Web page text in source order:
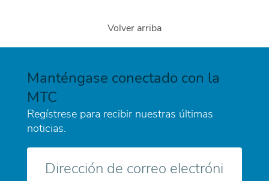
Volver arriba
Manténgase conectado con la
MTC
Regístrese para recibir nuestras últimas
noticias.
electrónico